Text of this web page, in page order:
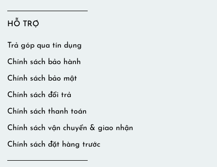
HỖ TRỢ
Trả góp qua tín dụng
Chính sách bảo hành
Chính sách bảo mật
Chính sách đổi trả
Chính sách thanh toán
Chính sách vận chuyển & giao nhận
Chính sách đặt hàng trước